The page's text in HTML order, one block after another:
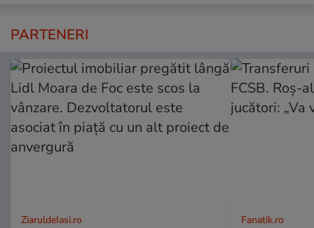
PARTENERI
ZiaruldeIasi.ro Fanatik.ro